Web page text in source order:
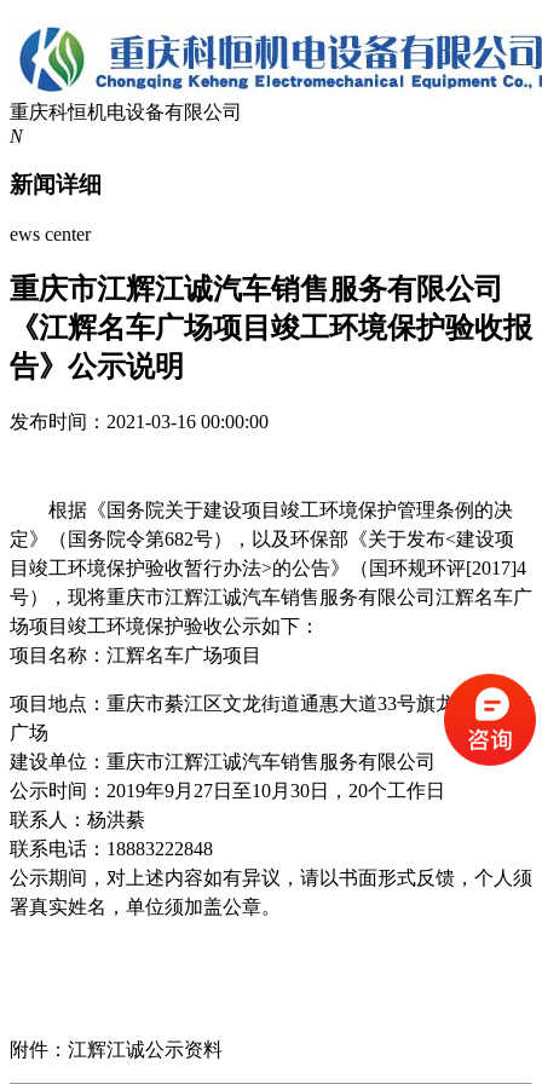
重庆科恒机电设备有限公司
N
新闻详细
ews center
重庆市江辉江诚汽车销售服务有限公司
《江辉名车广场项目竣工环境保护验收报
告》公示说明
发布时间：2021-03-16 00:00:00
根据《国务院关于建设项目竣工环境保护管理条例的决
定》（国务院令第682号），以及环保部《关于发布<建设项
目竣工环境保护验收暂行办法>的公告》（国环规环评[2017]4
号），现将重庆市江辉江诚汽车销售服务有限公司江辉名车广
场项目竣工环境保护验收公示如下：
项目名称：江辉名车广场项目
项目地点： 重庆市綦江区文龙街道通惠大道33号旗龙国际名车
广场
建设单位：重庆市江辉江诚汽车销售服务有限公司
公示时间： 2019年9月 27日至10月 30日， 20个工作日
联系人：杨洪綦
联系电话： 18883222848
公示期间，对上述内容如有异议，请以书面形式反馈，个人须
署真实姓名，单位须加盖公章。
附件：江辉江诚公示资料